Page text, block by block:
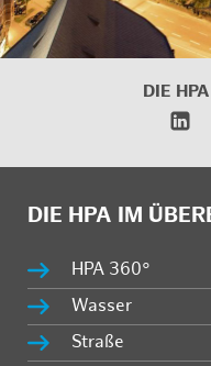
DIE
DIE HPA IM
HPA 360°
Wasser
Straße